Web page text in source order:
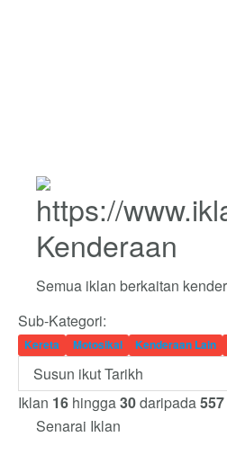
Kenderaan
Semua iklan berkaitan
Sub-Kategori:
Kereta Motosikal Kenderaan Lain
Iklan 16 hingga30daripada557
Senarai Iklan